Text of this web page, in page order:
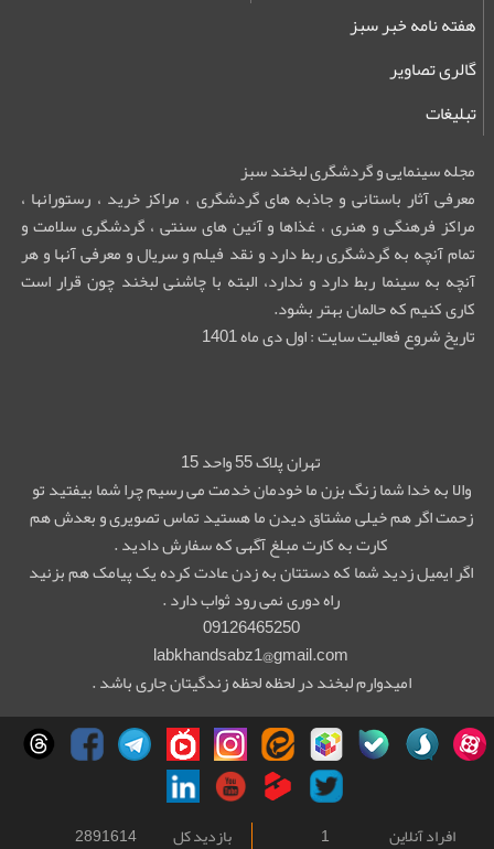
هفته نامه خبر سبز
گالری تصاویر
تبلیغات
مجله سینمایی و گردشگری لبخند سبز
معرفی آثار باستانی و جاذبه های گردشگری ، مراکز خرید ، رستورانها ،
مراکز فرهنگی و هنری ، غذاها و آئین های سنتی ، گردشگری سلامت و
تمام آنچه به گردشگری ربط دارد و نقد فیلم و سریال و معرفی آنها و هر
آنچه به سینما ربط دارد و ندارد، البته با چاشنی لبخند چون قرار است
کاری کنیم که حالمان بهتر بشود.
تاریخ شروع فعالیت سایت : اول دی ماه 1401
تهران پلاک 55 واحد 15
والا به خدا شما زنگ بزن ما خودمان خدمت می رسیم چرا شما بیفتید تو
زحمت اگر هم خیلی مشتاق دیدن ما هستید تماس تصویری و بعدش هم
کارت به کارت مبلغ آگهی که سفارش دادید .
اگر ایمیل زدید شما که دستتان به زدن عادت کرده یک پیامک هم بزنید
راه دوری نمی رود ثواب دارد .
09126465250
labkhandsabz1@gmail.com
امیدوارم لبخند در لحظه لحظه زندگیتان جاری باشد .
افراد آنلاین 1 بازدید کل 2891614